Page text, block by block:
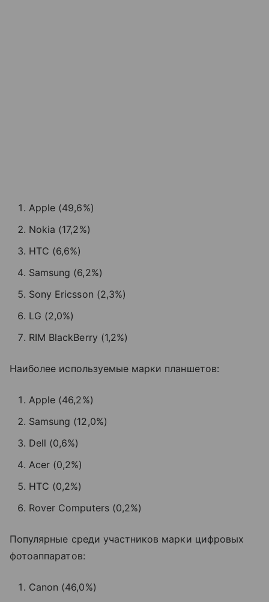
Apple (49,6%)
Nokia (17,2%)
HTC (6,6%)
Samsung (6,2%)
Sony Ericsson (2,3%)
LG (2,0%)
RIM BlackBerry (1,2%)
Наиболее используемые марки планшетов:
Apple (46,2%)
Samsung (12,0%)
Dell (0,6%)
Acer (0,2%)
HTC (0,2%)
Rover Computers (0,2%)
Популярные среди участников марки цифровых
фотоаппаратов:
Canon (46,0%)